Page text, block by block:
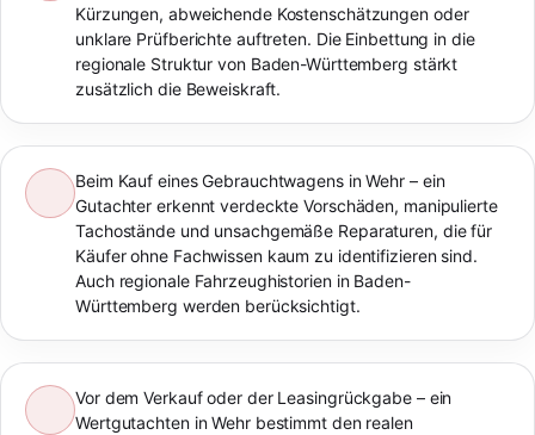
Kürzungen, abweichende Kostenschätzungen oder
unklare Prüfberichte auftreten. Die Einbettung in die
regionale Struktur von Baden-Württemberg stärkt
zusätzlich die Beweiskraft.
Beim Kauf eines Gebrauchtwagens in Wehr – ein
Gutachter erkennt verdeckte Vorschäden, manipulierte
Tachostände und unsachgemäße Reparaturen, die für
Käufer ohne Fachwissen kaum zu identifizieren sind.
Auch regionale Fahrzeughistorien in Baden-
Württemberg werden berücksichtigt.
Vor dem Verkauf oder der Leasingrückgabe – ein
Wertgutachten in Wehr bestimmt den realen